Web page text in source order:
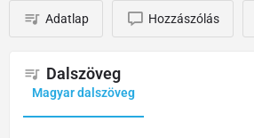
Adatlap Hozzászólás
Dalszöveg
Magyar dalszöveg